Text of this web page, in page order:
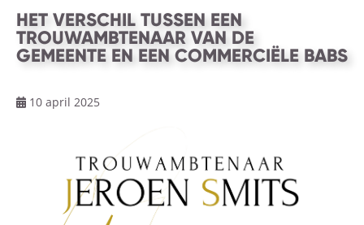
HET VERSCHIL TUSSEN EEN
TROUWAMBTENAAR VAN DE
GEMEENTE EN EEN COMMERCIËLE BABS
10 april 2025